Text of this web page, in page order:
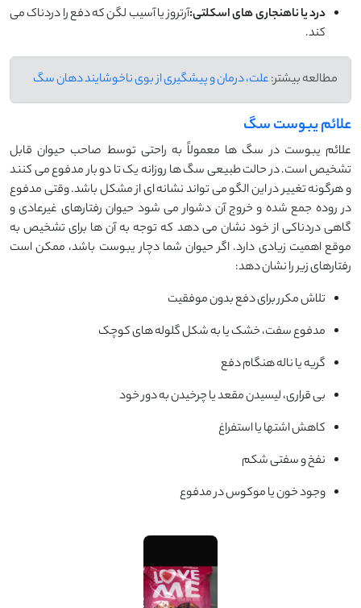
درد یا ناهنجاری های اسکلتی:آرتروز یا آسیب لگن که دفع را دردناک می
کند.
مطالعه بیشتر:علت، درمان و پیشگیری از بوی ناخوشایند دهان سگ
علائم یبوست سگ
علائم یبوست در سگ ها معمولاً به راحتی توسط صاحب حیوان قابل
تشخیص است. در حالت طبیعی سگ ها روزانه یک تا دو بار مدفوع می کنند
و هرگونه تغییر در این الگو می تواند نشانه ای از مشکل باشد. وقتی مدفوع
در روده جمع شده و خروج آن دشوار می شود حیوان رفتارهای غیرعادی و
گاهی دردناکی از خود نشان می دهد که توجه به آن ها برای تشخیص به
موقع اهمیت زیادی دارد. اگر حیوان شما دچار یبوست باشد، ممکن است
رفتارهای زیر را نشان دهد:
تلاش مکرر برای دفع بدون موفقیت
مدفوع سفت، خشک یا به شکل گلوله های کوچک
گریه یا ناله هنگام دفع
بی قراری، لیسیدن مقعد یا چرخیدن به دور خود
کاهش اشتها یا استفراغ
نفخ و سفتی شکم
وجود خون یا موکوس در مدفوع